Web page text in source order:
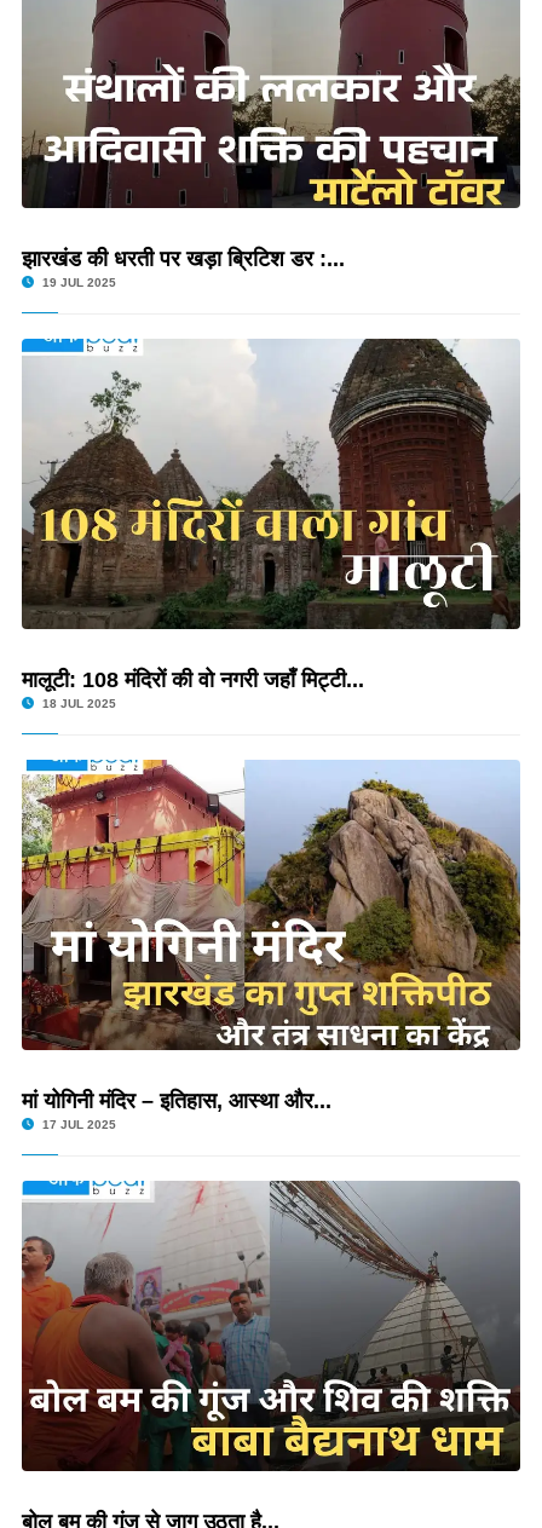
झारखंड की धरती पर खड़ा ब्रिटिश डर :...
19 JUL 2025
मालूटी: 108 मंदिरों की वो नगरी जहाँ मिट्टी...
18 JUL 2025
मां योगिनी मंदिर – इतिहास, आस्था और...
17 JUL 2025
बोल बम की गूंज से जाग उठता है...